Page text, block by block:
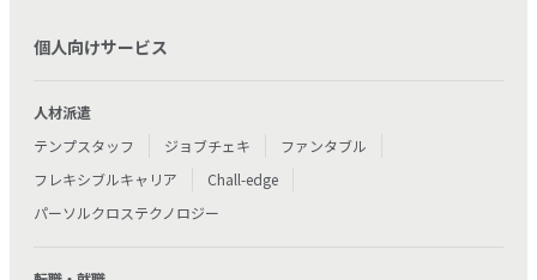
個人向けサービス
人材派遣
テンプスタッフ
ジョブチェキ
ファンタブル
フレキシブルキャリア
Chall-edge
パーソルクロステクノロジー